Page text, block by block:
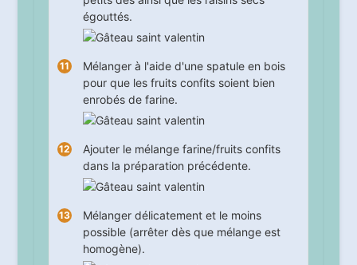
égouttés.
Mélanger à l'aide d'une spatule en bois
pour que les fruits confits soient bien
enrobés de farine.
Ajouter le mélange farine/fruits confits
dans la préparation précédente.
Mélanger délicatement et le moins
possible (arrêter dès que mélange est
homogène).